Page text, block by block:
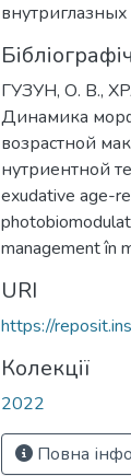
внутриглазных
ГУЗУН, О. В.,
Динамика
возрастной
нутриентной
exudative age-
management în
URI
https://
Колекції
2022
Повна